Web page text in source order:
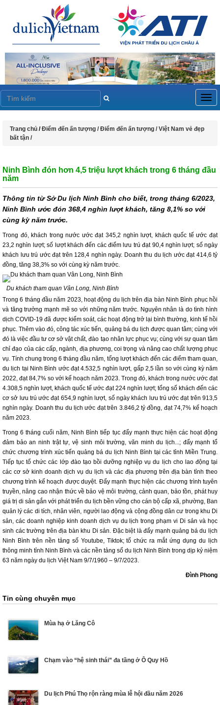
Trang chủ /Điểm đến ấn tượng /Điểm đến ấn tượng /Việt Nam vẻ đẹp
bất tận /
Ninh Bình đón hơn 4,5 triệu lượt khách trong 6 tháng đầu
năm
Thông tin từ Sở Du lịch Ninh Bình cho biết, trong tháng 6/2023,
Ninh Bình ước đón 368,4 nghìn lượt khách, tăng 8,1% so với
cùng kỳ năm trước.
Trong đó, khách trong nước ước đạt 345,2 nghìn lượt, khách quốc tế ước đạt
23,2 nghìn lượt; số lượt khách đến các điểm lưu trú đạt 90,4 nghìn lượt; số ngày
khách lưu trú ước đạt trên 128,4 nghìn ngày. Doanh thu du lịch ước đạt 414,6 tỷ
đồng, tăng 38,3% so với cùng kỳ năm trước.
Du khách tham quan Vân Long, Ninh Bình
Trong 6 tháng đầu năm 2023, hoạt động du lịch trên địa bàn Ninh Bình phục hồi
và tăng trưởng mạnh mẽ so với những năm trước. Nguyên nhân là do tình hình
dịch COVID-19 đã được kiểm soát, các hoạt động trở lại bình thường, kinh tế hồi
phục. Thêm vào đó, công tác xúc tiến, quảng bá du lịch được quan tâm; cùng với
đó là việc đầu tư cơ sở vật chất, đào tạo nhân lực phục vụ; cùng với sự quan tâm
chỉ đạo của các cấp, ngành, địa phương, coi trọng và nâng cao chất lượng phục
vụ. Tính chung trong 6 tháng đầu năm, tổng lượt khách đến các điểm tham quan,
du lịch tại Ninh Bình ước đạt 4.532,5 nghìn lượt, gấp 2,5 lần so với cùng kỳ năm
2022, đạt 84,7% so với kế hoạch năm 2023. Trong đó, khách trong nước ước đạt
4.308,5 nghìn lượt, khách quốc tế ước đạt 224 nghìn lượt; tổng số khách đến các
cơ sở lưu trú ước đạt 654,9 nghìn lượt, số ngày khách lưu trú ước đạt trên 913,5
nghìn ngày. Doanh thu du lịch ước đạt trên 3.846,2 tỷ đồng, đạt 74,7% kế hoạch
năm 2023.
Trong 6 tháng cuối năm, Ninh Bình tiếp tục đẩy mạnh thực hiện các hoạt động
đảm bảo an ninh trật tự, vệ sinh môi trường, văn minh du lịch...; đẩy mạnh tổ
chức chương trình xúc tiến quảng bá du lịch Ninh Bình tại các tỉnh Miền Trung.
Tiếp tục tổ chức các lớp đào tạo bồi dưỡng nghiệp vụ du lịch cho lao động tại
các cơ sở kinh doanh dịch vụ du lịch và các địa phương trên địa bàn tỉnh theo
chương trình kế hoạch được duyệt. Đẩy mạnh thực hiện các chương trình tuyên
truyền, nâng cao nhận thức về bảo vệ môi trường, cảnh quan, bảo tồn, phát huy
giá trị di sản gắn với phát triển du lịch bền vững cho cán bộ cấp xã, phường, Ban
quản lý các di tích, nhân viên, người lao động và cộng đồng dân cư trong khu Di
sản, các doanh nghiệp kinh doanh dịch vụ du lịch trong phạm vi Di sản và học
sinh các trường trên địa bàn khu Di sản. Đặc biệt là đẩy mạnh quảng bá du lịch
Ninh Bình trên nền tảng số Youtube, Tiktok; tổ chức ra mắt ứng dụng du lịch
thông minh tỉnh Ninh Bình và các nền tảng số du lịch Ninh Bình trong dịp kỷ niệm
63 năm ngày du lịch Việt Nam 9/7/1960 – 9/7/2023.
Đình Phong
Tin cùng chuyên mục
Mùa hạ ở Lăng Cô
Chạm vào “hệ sinh thái” đa tầng ở Ô Quy Hồ
Du lịch Phú Thọ rộn ràng mùa lễ hội đầu năm 2026